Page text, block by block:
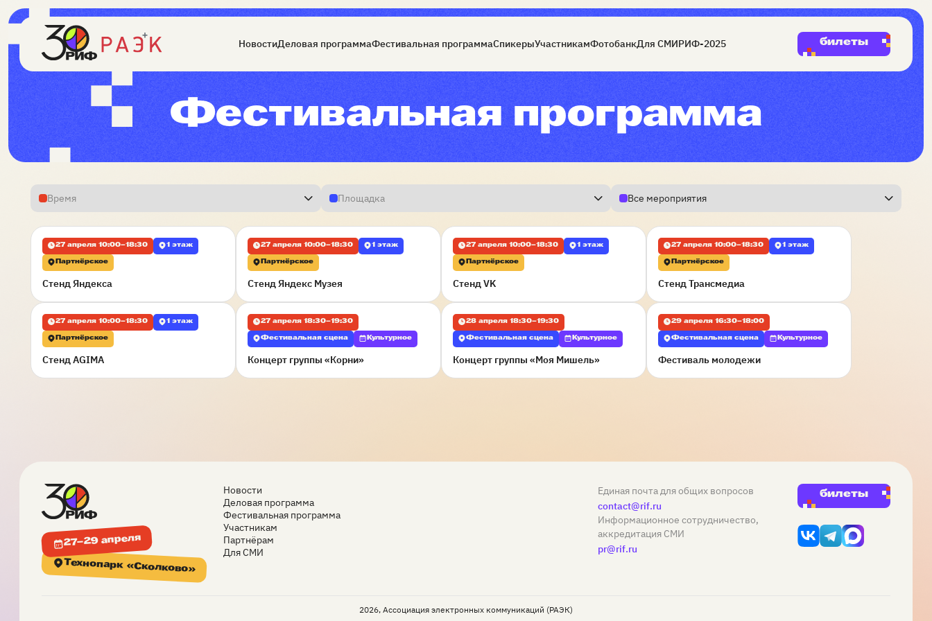
НовостиДеловая программаФестивальная программаСпикерыУчастникамФотобанкДля СМИРИФ-2025 билеты
Фестивальная программа
Время Площадка Все мероприятия
27 апреля 10:00–18:30 1 этаж
Партнёрское
Стенд Яндекса
27 апреля 10:00–18:30 1 этаж
Партнёрское
Стенд Яндекс Музея
27 апреля 10:00–18:30 1 этаж
Партнёрское
Стенд VK
27 апреля 10:00–18:30 1 этаж
Партнёрское
Стенд Трансмедиа
27 апреля 10:00–18:30 1 этаж
Партнёрское
Стенд AGIMA
27 апреля 18:30–19:30
Фестивальная сцена Культурное
Концерт группы «Корни»
28 апреля 18:30–19:30
Фестивальная сцена Культурное
Концерт группы «Моя Мишель»
29 апреля 16:30–18:00
Фестивальная сцена Культурное
Фестиваль молодежи
27–29 апреля
Технопарк «Сколково»
Новости
Деловая программа
Фестивальная программа
Участникам
Партнёрам
Для СМИ
Единая почта для общих вопросов
contact@rif.ru
Информационное сотрудничество,
аккредитация СМИ
pr@rif.ru
билеты
2026, Ассоциация электронных коммуникаций (РАЭК)